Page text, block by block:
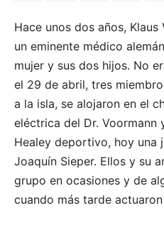
Hace unos dos años,
un eminente médico
mujer y sus dos hijos. No
el 29 de abril, tres
a la isla, se alojaron en el
eléctrica del Dr. Voormann
Healey deportivo, hoy una
Joaquín Sieper. Ellos y su
grupo en ocasiones y de
cuando más tarde